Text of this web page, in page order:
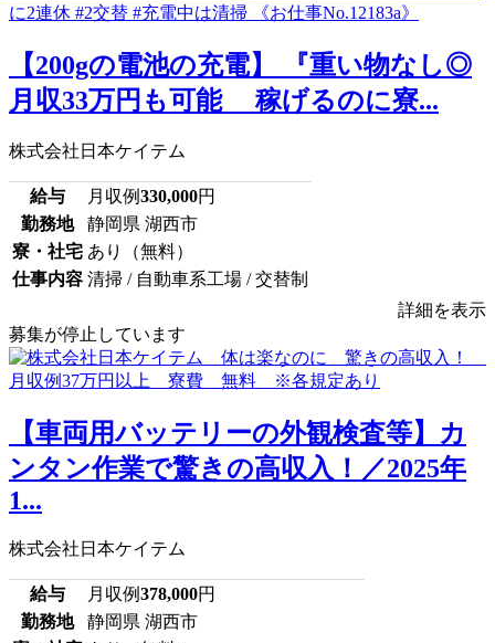
【200gの電池の充電】 『重い物なし◎
月収33万円も可能 稼げるのに寮...
株式会社日本ケイテム
給与 月収例330,000円
勤務地
静岡県 湖西市
寮・社宅 あり（無料）
仕事内容 清掃 / 自動車系工場 / 交替制
詳細を表示
募集が停止しています
【車両用バッテリーの外観検査等】カ
ンタン作業で驚きの高収入！／2025年
1...
株式会社日本ケイテム
給与 月収例378,000円
勤務地
静岡県 湖西市